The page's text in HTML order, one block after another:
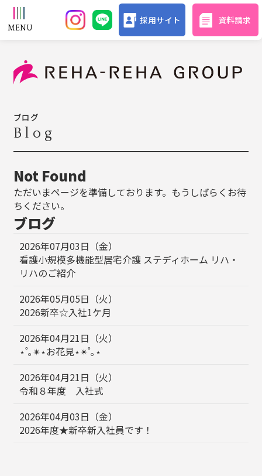
採用サイト 資料請求
ブログ
Blog
Not Found
ただいまページを準備しております。もうしばらくお待
ちください。
ブログ
2026年07月03日（金）
看護小規模多機能型居宅介護 ステディホーム リハ・
リハのご紹介
2026年05月05日（火）
2026新卒☆入社1ケ月
2026年04月21日（火）
⋆˚｡✴︎⋆お花見⋆✴︎˚｡⋆
2026年04月21日（火）
令和８年度 入社式
2026年04月03日（金）
2026年度★新卒新入社員です！